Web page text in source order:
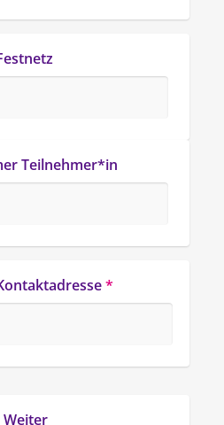
Teilnehmer*in
*